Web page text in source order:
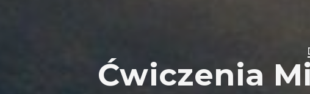
Ćwiczenia